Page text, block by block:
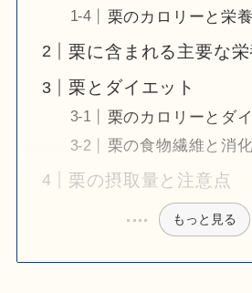
栗のカロリーと栄
栗に含まれる主要な
栗とダイエット
栗のカロリーとダ
栗の食物繊維と消
栗の摂取量と注意点
もっと見る